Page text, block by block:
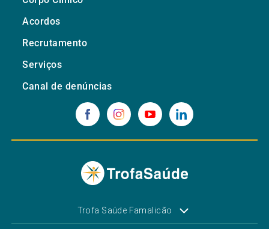
Acordos
Recrutamento
Serviços
Canal de denúncias
Trofa Saúde Famalicão